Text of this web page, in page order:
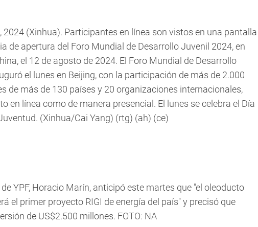
2024 (Xinhua). Participantes en línea son vistos en una pantalla
de apertura del Foro Mundial de Desarrollo Juvenil 2024, en
el 12 de agosto de 2024. El Foro Mundial de Desarrollo
el lunes en Beijing, con la participación de más de 2.000
de más de 130 países y 20 organizaciones internacionales,
en línea como de manera presencial. El lunes se celebra el Día
(Xinhua/Cai Yang) (rtg) (ah) (ce)
de YPF, Horacio Marín, anticipó este martes que "el oleoducto
el primer proyecto RIGI de energía del país" y precisó que
de US$2.500 millones. FOTO: NA